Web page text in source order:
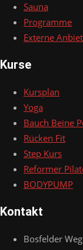
Sauna
Programme
Externe
Kurse
Kursplan
Yoga
Bauch Beine
Rücken Fit
Step Kurs
Reformer
BODYPUMP
Kontakt
Bosfelder